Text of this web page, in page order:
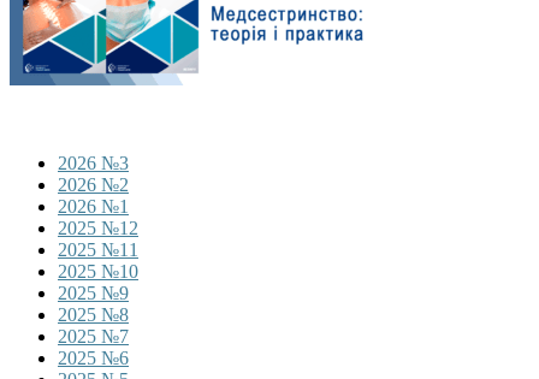
2026 №3
2026 №2
2026 №1
2025 №12
2025 №11
2025 №10
2025 №9
2025 №8
2025 №7
2025 №6